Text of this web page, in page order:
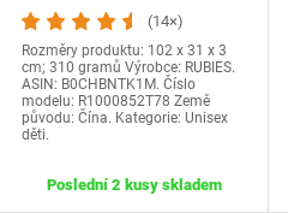
dětský kostým Iron…
(14×)
Rozměry produktu: 102 x 31 x 3
cm; 310 gramů Výrobce: RUBIES.
ASIN: B0CHBNTK1M. Číslo
modelu: R1000852T78 Země
původu: Čína. Kategorie: Unisex
děti.
Poslední 2 kusy skladem